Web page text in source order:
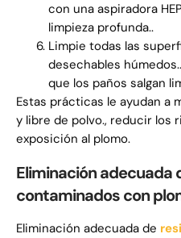
con una aspiradora
limpieza profunda..
Limpie todas las
desechables
que los paños salgan
Estas prácticas le ayudan a
y libre de polvo., reducir los
exposición al plomo.
Eliminación adecuada
contaminados con
Eliminación adecuada de